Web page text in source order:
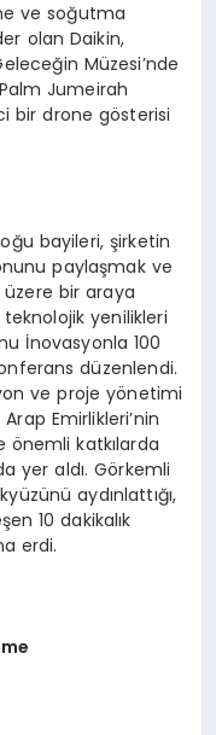
ve soğutma
olan Daikin,
Müzesi’nde
Jumeirah
bir drone gösterisi
bayileri, şirketin
paylaşmak ve
bir araya
teknolojik yenilikleri
İnovasyonla 100
düzenlendi.
ve proje yönetimi
Emirlikleri’nin
önemli katkılarda
yer aldı. Görkemli
aydınlattığı,
10 dakikalık
erdi.